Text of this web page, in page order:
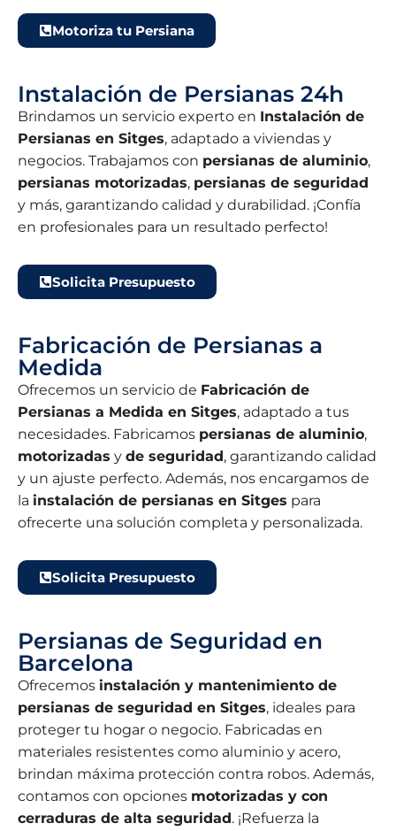
Motoriza tu Persiana
Instalación de Persianas 24h
Brindamos un servicio experto en Instalación de
Persianas en Sitges, adaptado a viviendas y
negocios. Trabajamos con persianas de aluminio,
persianas motorizadas, persianas de seguridad
y más, garantizando calidad y durabilidad. ¡Confía
en profesionales para un resultado perfecto!
Solicita Presupuesto
Fabricación de Persianas a
Medida
Ofrecemos un servicio de Fabricación de
Persianas a Medida en Sitges, adaptado a tus
necesidades. Fabricamos persianas de aluminio,
motorizadas y de seguridad, garantizando calidad
y un ajuste perfecto. Además, nos encargamos de
la instalación de persianas en Sitges para
ofrecerte una solución completa y personalizada.
Solicita Presupuesto
Persianas de Seguridad en
Barcelona
Ofrecemos instalación y mantenimiento de
persianas de seguridad en Sitges, ideales para
proteger tu hogar o negocio. Fabricadas en
materiales resistentes como aluminio y acero,
brindan máxima protección contra robos. Además,
contamos con opciones motorizadas y con
cerraduras de alta seguridad. ¡Refuerza la